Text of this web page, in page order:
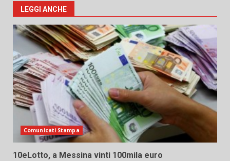
LEGGI ANCHE
Comunicati Stampa
10eLotto, a Messina vinti 100mila euro